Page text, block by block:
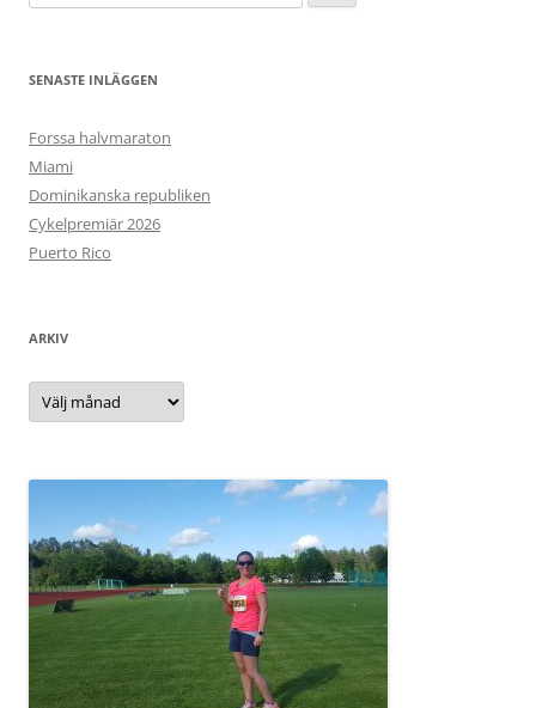
efter:
SENASTE INLÄGGEN
Forssa halvmaraton
Miami
Dominikanska republiken
Cykelpremiär 2026
Puerto Rico
ARKIV
Arkiv